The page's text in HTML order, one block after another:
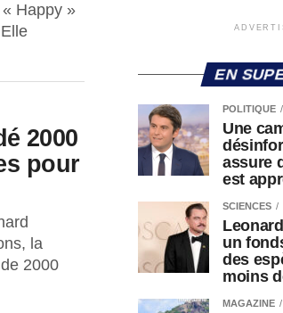
Happy »
2000
pour
la
2000
EN
POLITIQUE
Une
assure
est
SCIENCES
un
des
moins
MAGAZINE